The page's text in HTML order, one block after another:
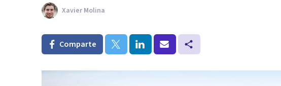
Xavier Molina
Comparte